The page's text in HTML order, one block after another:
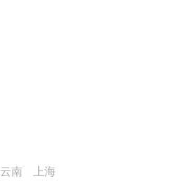
上海
云南